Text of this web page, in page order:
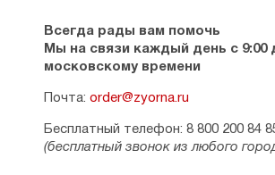
Всегда рады вам помочь
Мы на связи каждый день с 9:00
московскому времени
Почта: order@zyorna.ru
Бесплатный телефон: 8 800 200 84
(бесплатный звонок из любого